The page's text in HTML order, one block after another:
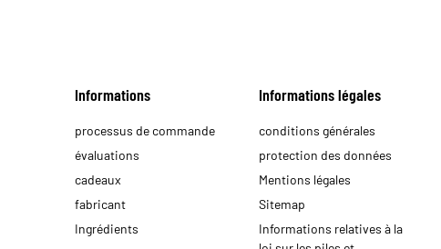
Informations
processus de commande
évaluations
cadeaux
fabricant
Ingrédients
Informations légales
conditions générales
protection des données
Mentions légales
Sitemap
Informations relatives à la